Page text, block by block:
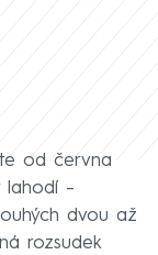
od června
lahodí –
dvou až
rozsudek